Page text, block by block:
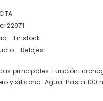
22971
En stock
Relojes
principales: Función:
y silicona. Agua: hasta 100